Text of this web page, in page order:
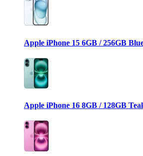
Apple iPhone 15 6GB / 256GB
Apple iPhone 16 8GB / 128GB Teal